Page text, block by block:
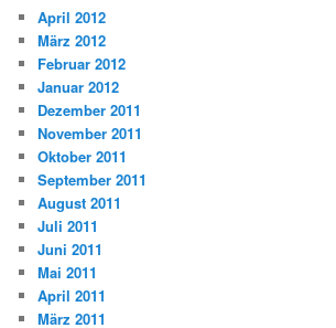
April 2012
März 2012
Februar 2012
Januar 2012
Dezember 2011
November 2011
Oktober 2011
September 2011
August 2011
Juli 2011
Juni 2011
Mai 2011
April 2011
März 2011